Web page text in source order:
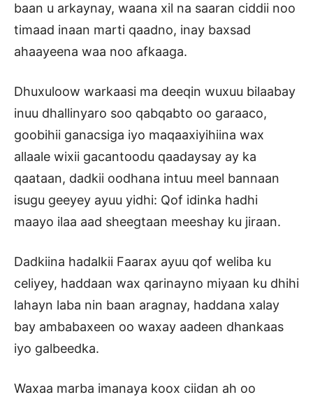
baan u arkaynay, waana xil na saaran ciddii noo
timaad inaan marti qaadno, inay baxsad
ahaayeena waa noo afkaaga.
Dhuxuloow warkaasi ma deeqin wuxuu bilaabay
inuu dhallinyaro soo qabqabto oo garaaco,
goobihii ganacsiga iyo maqaaxiyihiina wax
allaale wixii gacantoodu qaadaysay ay ka
qaataan, dadkii oodhana intuu meel bannaan
isugu geeyey ayuu yidhi: Qof idinka hadhi
maayo ilaa aad sheegtaan meeshay ku jiraan.
Dadkiina hadalkii Faarax ayuu qof weliba ku
celiyey, haddaan wax qarinayno miyaan ku dhihi
lahayn laba nin baan aragnay, haddana xalay
bay ambabaxeen oo waxay aadeen dhankaas
iyo galbeedka.
Waxaa marba imanaya koox ciidan ah oo